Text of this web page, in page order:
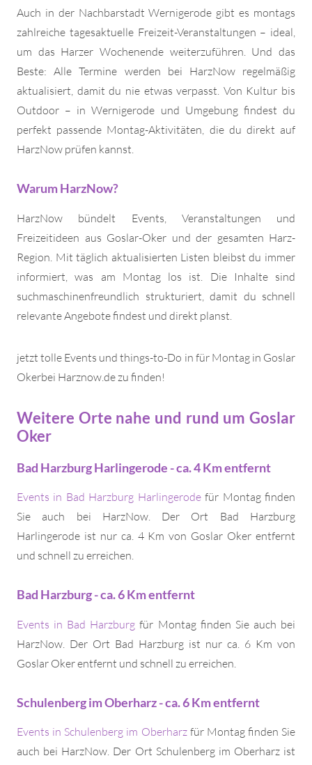
Auch in der Nachbarstadt Wernigerode gibt es montags
zahlreiche tagesaktuelle Freizeit-Veranstaltungen – ideal,
um das Harzer Wochenende weiterzuführen. Und das
Beste: Alle Termine werden bei HarzNow regelmäßig
aktualisiert, damit du nie etwas verpasst. Von Kultur bis
Outdoor – in Wernigerode und Umgebung findest du
perfekt passende Montag-Aktivitäten, die du direkt auf
HarzNow prüfen kannst.
Warum HarzNow?
HarzNow bündelt Events, Veranstaltungen und
Freizeitideen aus Goslar-Oker und der gesamten Harz-
Region. Mit täglich aktualisierten Listen bleibst du immer
informiert, was am Montag los ist. Die Inhalte sind
suchmaschinenfreundlich strukturiert, damit du schnell
relevante Angebote findest und direkt planst.
jetzt tolle Events und things-to-Do in für Montag in Goslar
Okerbei Harznow.de zu finden!
Weitere Orte nahe und rund um Goslar
Oker
Bad Harzburg Harlingerode - ca. 4 Km entfernt
Events in Bad Harzburg Harlingerodefür Montag finden
Sie auch bei HarzNow. Der Ort Bad Harzburg
Harlingerode ist nur ca. 4 Km von Goslar Oker entfernt
und schnell zu erreichen.
Bad Harzburg - ca. 6 Km entfernt
Events in Bad Harzburg für Montag finden Sie auch bei
HarzNow. Der Ort Bad Harzburg ist nur ca. 6 Km von
Goslar Oker entfernt und schnell zu erreichen.
Schulenberg im Oberharz - ca. 6 Km entfernt
Events in Schulenberg im Oberharzfür Montag finden Sie
auch bei HarzNow. Der Ort Schulenberg im Oberharz ist